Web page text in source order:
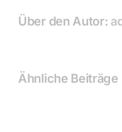
Über den Autor:
Ähnliche Beiträge